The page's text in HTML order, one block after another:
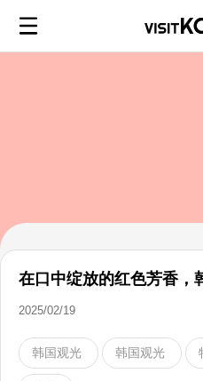
在口中绽放的红色芳香，
2025/02/19
韩国观光 韩国观光